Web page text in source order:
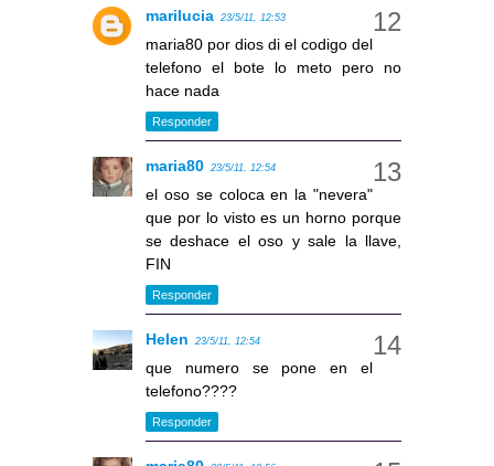
marilucia 23/5/11, 12:53
maria80 por dios di el codigo del
telefono el bote lo meto pero no
hace nada
Responder
maria80 23/5/11, 12:54
el oso se coloca en la "nevera"
que por lo visto es un horno porque
se deshace el oso y sale la llave,
FIN
Responder
Helen 23/5/11, 12:54
que numero se pone en el
telefono????
Responder